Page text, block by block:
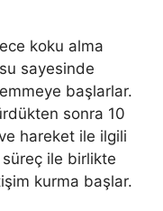
koku alma
sayesinde
başlarlar.
sonra 10
hareket ile ilgili
ile birlikte
kurma başlar.